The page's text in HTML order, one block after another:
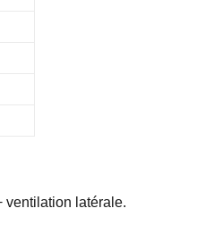
ventilation latérale.